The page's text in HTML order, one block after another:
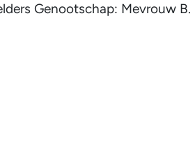
Genootschap: Mevrouw B.